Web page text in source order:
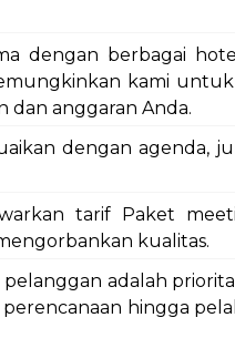
dengan berbagai
kami
dan anggaran Anda.
dengan agenda,
tarif Paket
kualitas.
adalah
hingga